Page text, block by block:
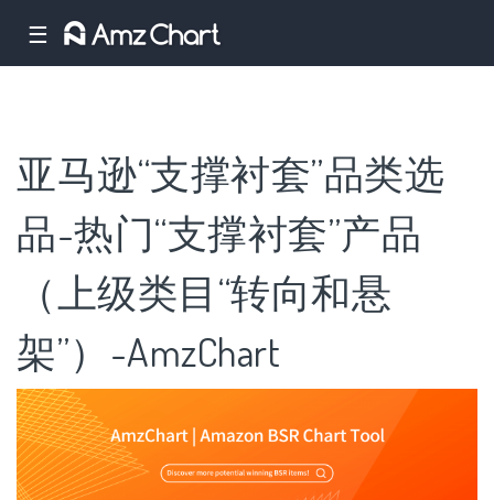
☰
亚马逊“支撑衬套”品类选
品-热门“支撑衬套”产品
（上级类目“转向和悬
架”）-AmzChart